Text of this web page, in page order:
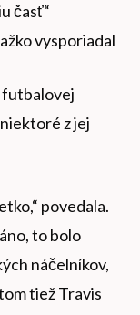
časť“
vysporiadal
futbalovej
z jej
povedala.
to bolo
náčelníkov,
tiež Travis